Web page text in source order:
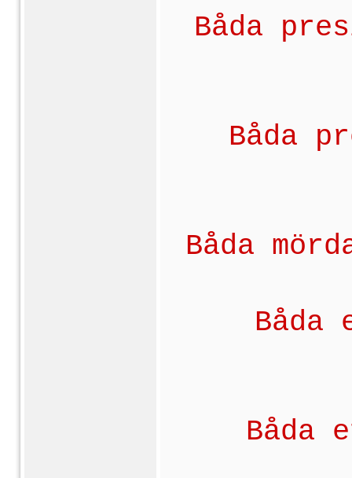
Båda
Båda
Båda
Båda
Båda